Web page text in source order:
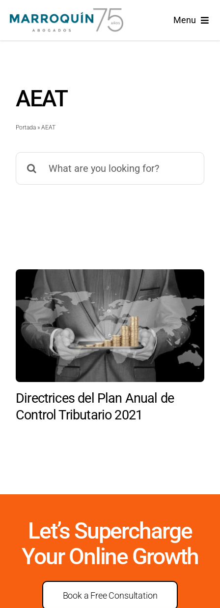
content
Menu
Español
AEAT
Portada» AEAT
Search
for:
Directrices del Plan Anual de
Control Tributario 2021
Let’s Supercharge
Your Online Growth
Book a Free Consultation